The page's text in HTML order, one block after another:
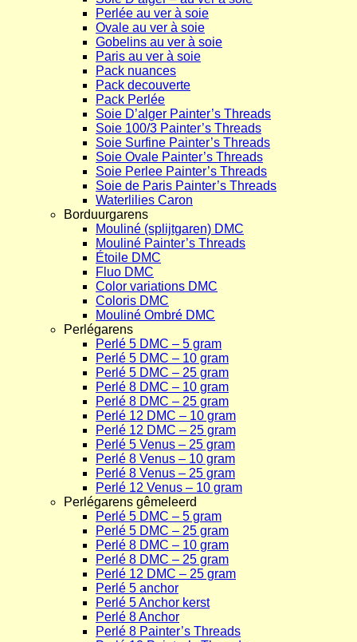
Perlée au ver à soie
Ovale au ver à soie
Gobelins au ver à soie
Paris au ver à soie
Pack nuances
Pack decouverte
Pack Perlée
Soie D’alger Painter’s Threads
Soie 100/3 Painter’s Threads
Soie Surfine Painter’s Threads
Soie Ovale Painter’s Threads
Soie Perlee Painter’s Threads
Soie de Paris Painter’s Threads
Waterlilies Caron
Borduurgarens
Mouliné (splijtgaren) DMC
Mouliné Painter’s Threads
Étoile DMC
Fluo DMC
Color variations DMC
Coloris DMC
Mouliné Ombré DMC
Perlégarens
Perlé 5 DMC – 5 gram
Perlé 5 DMC – 10 gram
Perlé 5 DMC – 25 gram
Perlé 8 DMC – 10 gram
Perlé 8 DMC – 25 gram
Perlé 12 DMC – 10 gram
Perlé 12 DMC – 25 gram
Perlé 5 Venus – 25 gram
Perlé 8 Venus – 10 gram
Perlé 8 Venus – 25 gram
Perlé 12 Venus – 10 gram
Perlégarens gêmeleerd
Perlé 5 DMC – 5 gram
Perlé 5 DMC – 25 gram
Perlé 8 DMC – 10 gram
Perlé 8 DMC – 25 gram
Perlé 12 DMC – 25 gram
Perlé 5 anchor
Perlé 5 Anchor kerst
Perlé 8 Anchor
Perlé 8 Painter’s Threads